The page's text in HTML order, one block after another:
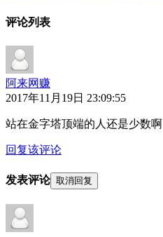
评论列表
阿来网赚
2017年11月19日 23:09:55
站在金字塔顶端的人还是少数啊
回复该评论
发表评论 取消回复